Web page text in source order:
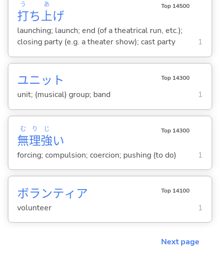
打
う
ち上
あ
げ
Top 14500
launching; launch; end (of a theatrical run, etc.);
closing party (e.g. a theater show); cast party
1
ユニット Top 14300
unit; (musical) group; band 1
無
む
理
り
強
じ
い
Top 14300
forcing; compulsion; coercion; pushing (to do) 1
ボランティア Top 14100
volunteer 1
Next page